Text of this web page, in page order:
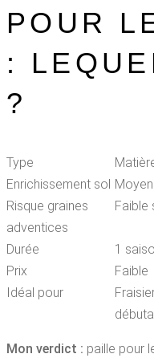
POUR
:
?
Type
Enrichissement sol
Risque graines
adventices
Faible
Durée 1
Prix
Faible
Idéal pour
Mon verdict : paille pour